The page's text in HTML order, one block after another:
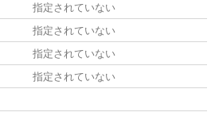
指定されていない
指定されていない
指定されていない
指定されていない